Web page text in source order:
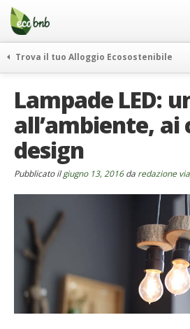
Menu
Salta
contenuto
Offerte Speciali
Regali
FAQ
Chi Siamo
Partner
Contatti
Italiano
German
English
Spanish
Trova il tuo Alloggio Ecosostenibile
itinerari
curiosità
vivere e viaggiare verde
news ed eventi
rassegna stampa
Lampade LED:
all’ambiente,
design
Pubblicato ilgiugno 13, 2016da redazione